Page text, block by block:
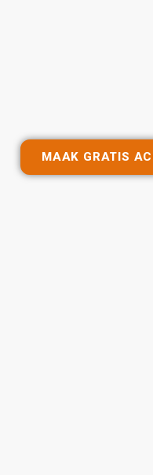
MAAK GRATIS